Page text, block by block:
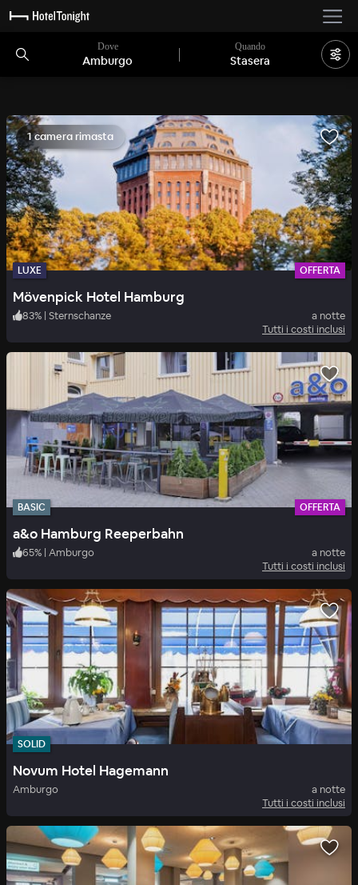
Dove
Amburgo
Quando
Stasera
1 camera rimasta
LUXE OFFERTA
Mövenpick Hotel Hamburg
83% | Sternschanze
a notte
Tutti i costi inclusi
BASIC OFFERTA
a&o Hamburg Reeperbahn
65% | Amburgo
a notte
Tutti i costi inclusi
SOLID
Novum Hotel Hagemann
Amburgo
a notte
Tutti i costi inclusi